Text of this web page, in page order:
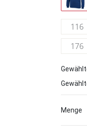
116
176
Menge